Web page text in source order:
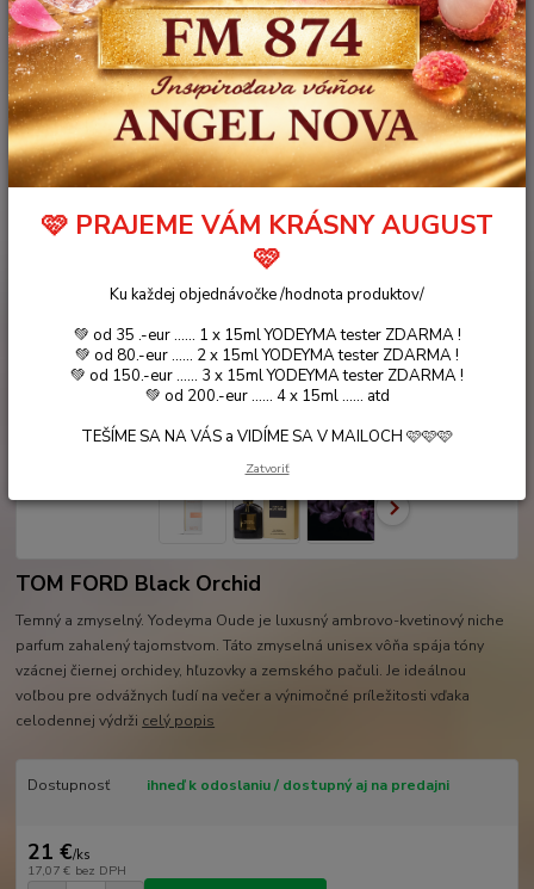
22,50 €
TOM FORD Black Orchid
Temný a zmyselný. Yodeyma Oude je luxusný ambrovo-kvetinový niche
parfum zahalený tajomstvom. Táto zmyselná unisex vôňa spája tóny
vzácnej čiernej orchidey, hľuzovky a zemského pačuli. Je ideálnou
voľbou pre odvážnych ľudí na večer a výnimočné príležitosti vďaka
celodennej výdrži celý popis
Dostupnosť ihneď k odoslaniu / dostupný aj na predajni
21 €/ks
17,07 € bez DPH
🩷 PRAJEME VÁM KRÁSNY AUGUST
🩷
Ku každej objednávočke /hodnota produktov/
💚 od 35 .-eur ...... 1 x 15ml YODEYMA tester ZDARMA !
💚 od 80.-eur ...... 2 x 15ml YODEYMA tester ZDARMA !
💚 od 150.-eur ...... 3 x 15ml YODEYMA tester ZDARMA !
💚 od 200.-eur ...... 4 x 15ml ...... atd
TEŠÍME SA NA VÁS a VIDÍME SA V MAILOCH 🩷🩷🩷
Zatvoriť